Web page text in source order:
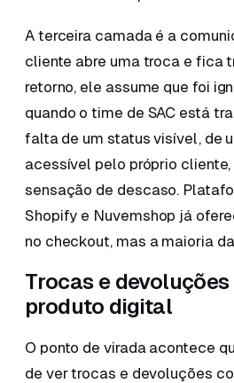
A terceira camada é a
cliente abre uma troca e fica
retorno, ele assume que foi
quando o time de SAC está
falta de um status visível, de
acessível pelo próprio
sensação de descaso.
Shopify e Nuvemshop já
no checkout, mas a maioria
Trocas e
produto digital
O ponto de virada acontece
de ver trocas e devoluções